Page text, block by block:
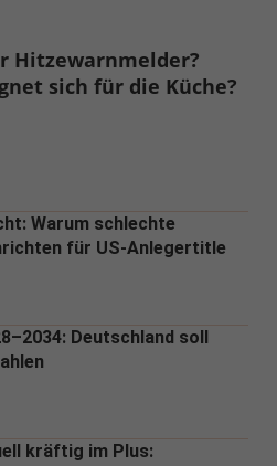
Hitzewarnmelder?
sich für die Küche?
Warum schlechte
für US-Anlegertitle
Deutschland soll
kräftig im Plus: